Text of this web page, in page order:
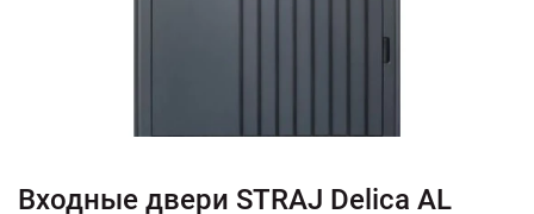
Входные двери STRAJ Delica AL